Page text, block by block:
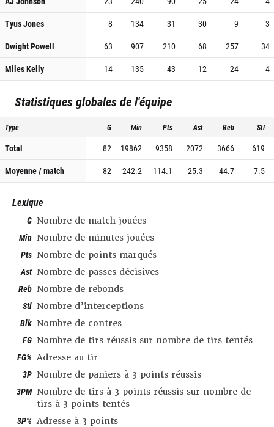
Tyus Jones
8 134 31 30 9
3
Dwight Powell
63 907 210 68 257
34
Miles Kelly
14 135 43 12 24 4
Statistiques globales de l'équipe
Type G Min Pts Ast Reb Stl
Total 82 19862 9358 2072 3666
619
Moyenne / match
82 242.2 114.1 25.3 44.7 7.5
Lexique
G Nombre de match jouées
Min Nombre de minutes jouées
Pts Nombre de points marqués
Ast Nombre de passes décisives
Reb Nombre de rebonds
Stl Nombre d’interceptions
Blk Nombre de contres
FG Nombre de tirs réussis sur nombre de tirs tentés
FG% Adresse au tir
3P Nombre de paniers à 3 points réussis
3PM Nombre de tirs à 3 points réussis sur nombre de
tirs à 3 points tentés
3P% Adresse à 3 points